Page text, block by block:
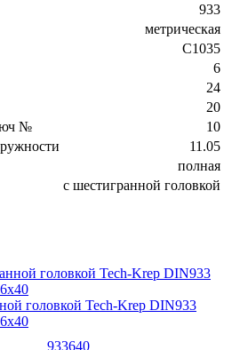
933
метрическая
C1035
6
24
20
№
10
11.05
полная
с шестигранной головкой
головкой Tech-Krep DIN933
933640